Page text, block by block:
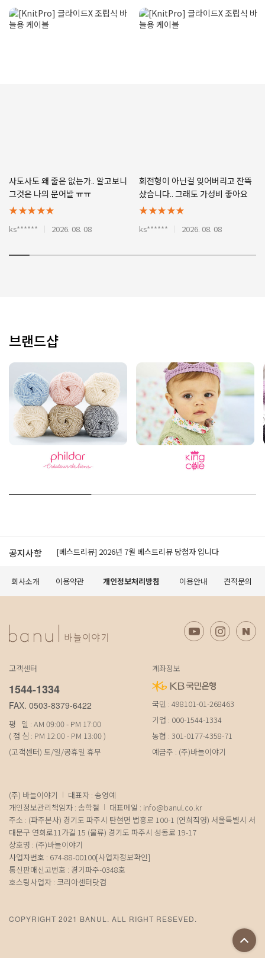
사도사도 왜 줄은 없는가.. 알고보니
그것은 나의 문어발 ㅠㅠ
★★★★★
ks****** 2026. 08. 08
회전형이 아닌걸 잊어버리고 잔뜩
샀습니다.. 그래도 가성비 좋아요
★★★★★
ks****** 2026. 08. 08
브랜드샵
공지사항
[베스트리뷰] 2026년 7월 베스트리뷰 당첨자 입니다
[공지] 무료배송 조건 변경 안내
[공지] 모바일에서 구매가 원활하지 않을 경우 먼저 확인 해 보세요.
[공지] 무료배송 조건 변경 안내
[공지]적립금 이용약관 개정 안내
회사소개 이용약관 개인정보처리방침 이용안내 견적문의
고객센터
1544-1334
FAX. 0503-8379-6422
평 일 : AM 09:00 - PM 17:00
( 점 심 : PM 12:00 - PM 13:00 )
(고객센터) 토/일/공휴일 휴무
계좌정보
국민 : 498101-01-268463
기업 : 000-1544-1334
농협 : 301-0177-4358-71
예금주 : (주)바늘이야기
(주) 바늘이야기
대표자 : 송영예
개인정보관리책임자 : 송학철
대표메일 : info@banul.co.kr
주소 : (파주본사) 경기도 파주시 탄현면 법흥로 100-1 (연희직영) 서울특별시 서
대문구 연희로11가길 15 (물류) 경기도 파주시 성동로 19-17
상호명 : (주)바늘이야기
사업자번호 : 674-88-00100[사업자정보확인]
통신판매신고번호 : 경기파주-0348호
호스팅사업자 : 코리아센터닷컴
COPYRIGHT 2021 BANUL. ALL RIGHT RESEVED.